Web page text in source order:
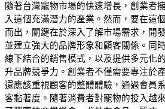
隨著台灣寵物市場的快速增長，創業者
入這個充滿潛力的產業。然而，要在這
而出，關鍵在於深入了解市場需求，開
並建立強大的品牌形象和顧客關係。同
線下結合的銷售模式，以及提供多元化
升品牌競爭力。 創業者不僅需要專注於
還應該重視顧客的整體體驗，通過會員
客黏著度。隨著消費者對寵物的投入越